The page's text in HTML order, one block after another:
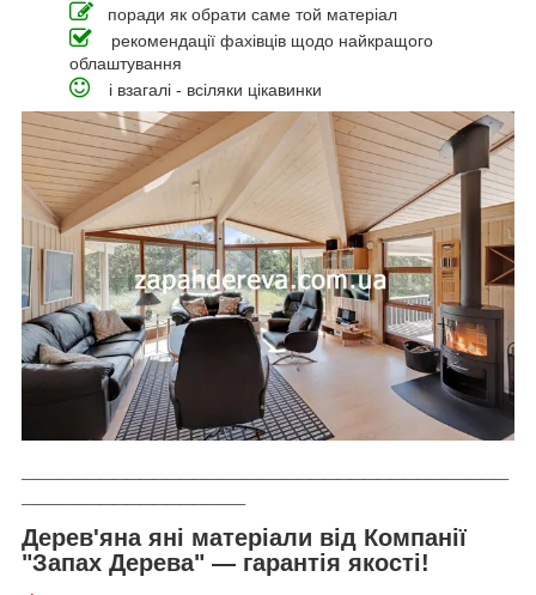
поради як обрати саме той матеріал
рекомендації фахівців щодо найкращого
облаштування
і взагалі - всіляки цікавинки
Дерев'яна яні матеріали від Компанії
"Запах Дерева" ― гарантія якості!